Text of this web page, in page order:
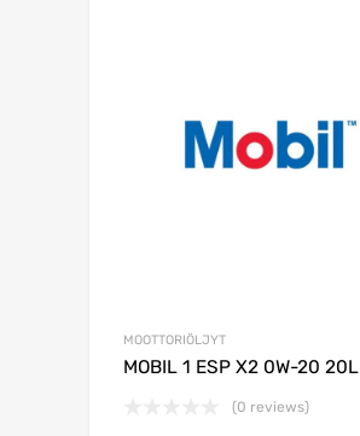
MOOTTORIÖLJYT
MOBIL 1 ESP X2 0W-20 20L
(0 reviews)